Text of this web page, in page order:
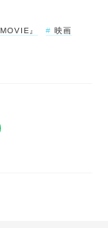
』
映画